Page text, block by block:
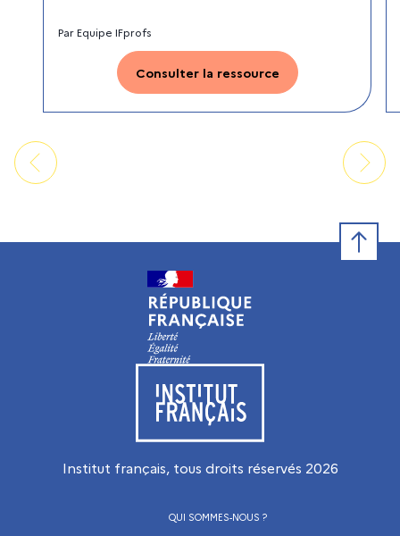
ParEquipe IFprofs
Consulter la ressource
Visiter le site de l’Institut français
Institut français, tous droits réservés 2026
QUI SOMMES-NOUS ?